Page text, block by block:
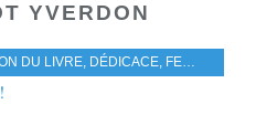
YVERDON
DU LIVRE DÉDICACE FESTIVAL DU LIVRE DE JEUNESSE